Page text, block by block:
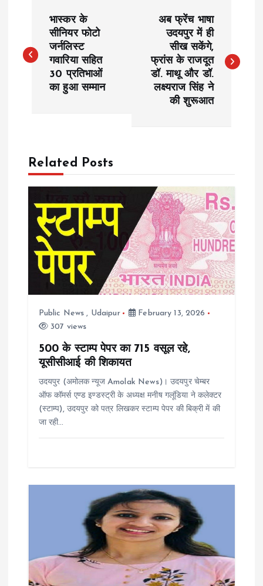
s
a
v
t
भास्कर के
सीनियर फोटो
जर्नलिस्ट
गवारिया सहित
30 प्रतिभाओं
का हुआ सम्मान
अब फ्रेंच भाषा
उदयपुर में ही
सीख सकेंगे,
फ्रांस के राजदूत
डॉ. माथू और डॉ.
लक्ष्यराज सिंह ने
की शुरूआत
Related Posts
Public News , Udaipur
February 13, 2026
307 views
500 के स्टाम्प पेपर का 715 वसूल रहे,
यूसीसीआई की शिकायत
उदयपुर (अमोलक न्यूज Amolak News)। उदयपुर चेम्बर
ऑफ कॉमर्स एण्ड इण्डस्ट्री के अध्यक्ष मनीष गलूंडिया ने कलेक्टर
(स्टाम्प), उदयपुर को पत्र लिखकर स्टाम्प पेपर की बिक्री में की
जा रही…